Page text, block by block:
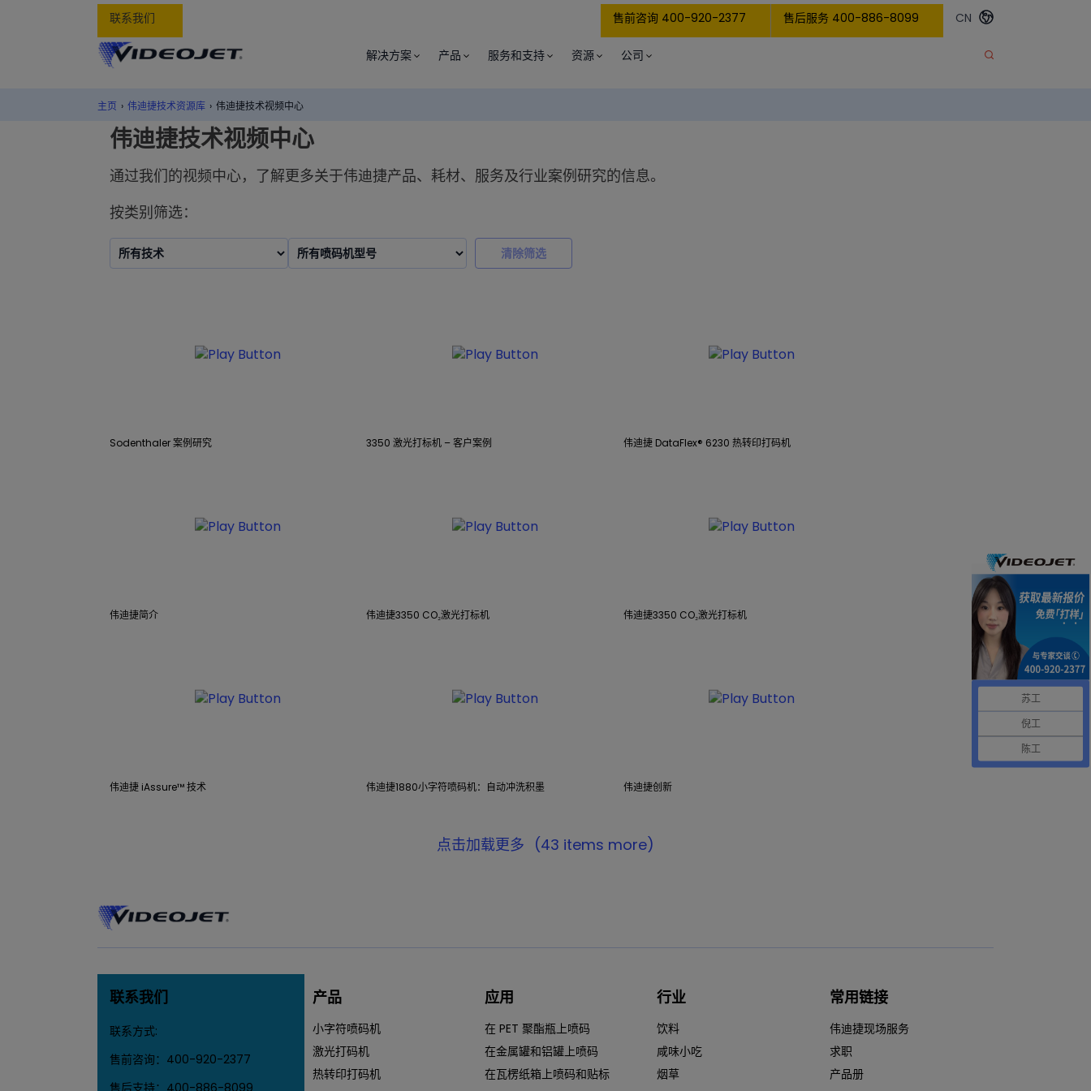
联系我们 售前咨询 400-920-2377 售后服务 400-886-8099 CN
解决方案 产品 服务和支持 资源 公司
主页 › 伟迪捷技术资源库 › 伟迪捷技术视频中心
伟迪捷技术视频中心
通过我们的视频中心，了解更多关于伟迪捷产品、耗材、服务及行业案例研究的信息。
按类别筛选：
清除筛选
Sodenthaler 案例研究 3350 激光打标机 – 客户案例 伟迪捷 DataFlex® 6230 热转印打码机
伟迪捷简介 伟迪捷3350 CO₂激光打标机 伟迪捷3350 CO₂激光打标机
伟迪捷 iAssure™ 技术 伟迪捷1880小字符喷码机：自动冲洗积墨 伟迪捷创新
点击加载更多 (43 items more)
联系我们
联系方式:
售前咨询： 400-920-2377
售后支持： 400-886-8099
产品
小字符喷码机
激光打码机
热转印打码机
应用
在 PET 聚酯瓶上喷码
在金属罐和铝罐上喷码
在瓦楞纸箱上喷码和贴标
行业
饮料
咸味小吃
烟草
常用链接
伟迪捷现场服务
求职
产品册
苏工
倪工
陈工